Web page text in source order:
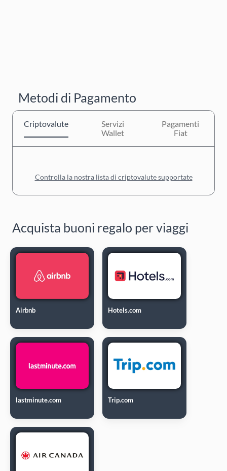
Metodi di Pagamento
Criptovalute
Servizi
Wallet
Pagamenti
Fiat
Controlla la nostra lista di criptovalute supportate
Acquista buoni regalo per viaggi
Airbnb Hotels.com
lastminute.com Trip.com